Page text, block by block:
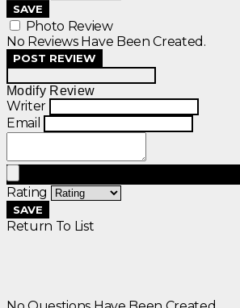
SAVE
Photo Review
No Reviews Have Been Created.
POST REVIEW
Modify Review
Writer
Email
Rating
SAVE
Return To List